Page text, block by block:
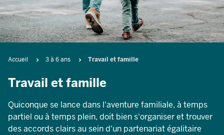
Breadcrumb
Accueil 3 à 6 ans Travail et famille
Travail et famille
Quiconque se lance dans l'aventure familiale, à temps
partiel ou à temps plein, doit bien s'organiser et trouver
des accords clairs au sein d'un partenariat égalitaire